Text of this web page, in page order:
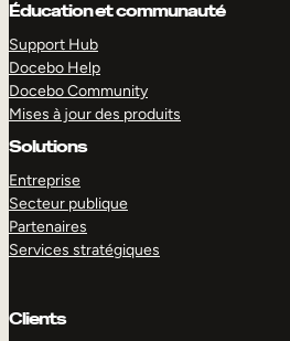
Éducation et communauté
Support Hub
Docebo Help
Docebo Community
Mises à jour des produits
Solutions
Entreprise
Secteur publique
Partenaires
Services stratégiques
Clients